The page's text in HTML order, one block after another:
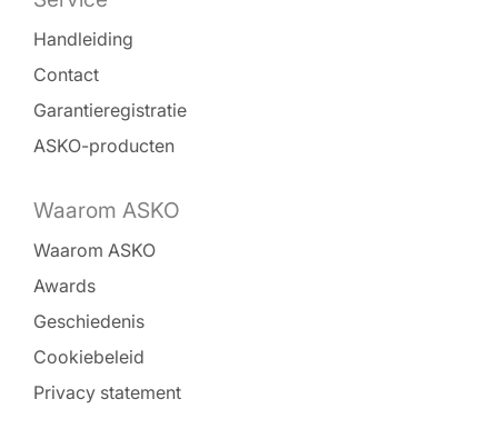
Handleiding
Contact
Garantieregistratie
ASKO-producten
Waarom ASKO
Waarom ASKO
Awards
Geschiedenis
Cookiebeleid
Privacy statement